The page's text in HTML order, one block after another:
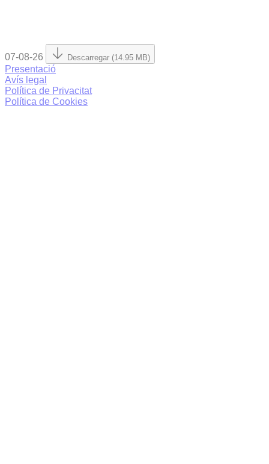
07-08-26 Descarregar (14.95 MB)
Presentació
Avís legal
Política de Privacitat
Política de Cookies